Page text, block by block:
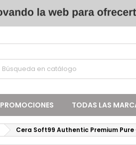
PROMOCIONES TODAS LAS
Cera Soft99 Authentic Premium